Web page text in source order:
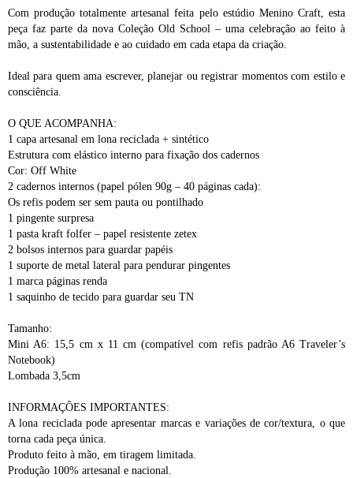
Com produção totalmente artesanal feita pelo estúdio Menino Craft, esta
peça faz parte da nova Coleção Old School – uma celebração ao feito à
mão, a sustentabilidade e ao cuidado em cada etapa da criação.
Ideal para quem ama escrever, planejar ou registrar momentos com estilo e
consciência.
O QUE ACOMPANHA:
1 capa artesanal em lona reciclada + sintético
Estrutura com elástico interno para fixação dos cadernos
Cor: Off White
2 cadernos internos (papel pólen 90g – 40 páginas cada):
Os refis podem ser sem pauta ou pontilhado
1 pingente surpresa
1 pasta kraft folfer – papel resistente zetex
2 bolsos internos para guardar papéis
1 suporte de metal lateral para pendurar pingentes
1 marca páginas renda
1 saquinho de tecido para guardar seu TN
Tamanho:
Mini A6: 15,5 cm x 11 cm (compatível com refis padrão A6 Traveler’s
Notebook)
Lombada 3,5cm
INFORMAÇÕES IMPORTANTES:
A lona reciclada pode apresentar marcas e variações de cor/textura, o que
torna cada peça única.
Produto feito à mão, em tiragem limitada.
Produção 100% artesanal e nacional.